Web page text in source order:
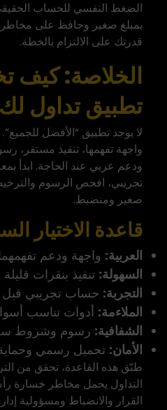
الضغط النفسي للحساب الحقيقي
بمبلغ صغير وحافظ على
قدرتك على الالتزام بالخطة.
الخلاصة: كيف
تطبيق تداول لك
لا يوجد تطبيق “الأفضل
واجهة تفهمها، تنفيذ مستقر،
ودعم عربي عند الحاجة. ابدأ
تجريبي، افحص الرسوم
صغير ومنضبط.
قاعدة الاختيار
العربية: واجهة ودعم
السهولة: تنفيذ بنقرات
التجربة: حساب تجريبي قبل
الملاءمة: أدوات تناسب
الشفافية: رسوم وشروط
الأمان: تحميل رسمي
طبّق هذه القاعدة، تحقق من
التداول يحمل مخاطر خسارة
القرار والانضباط ومسؤولية